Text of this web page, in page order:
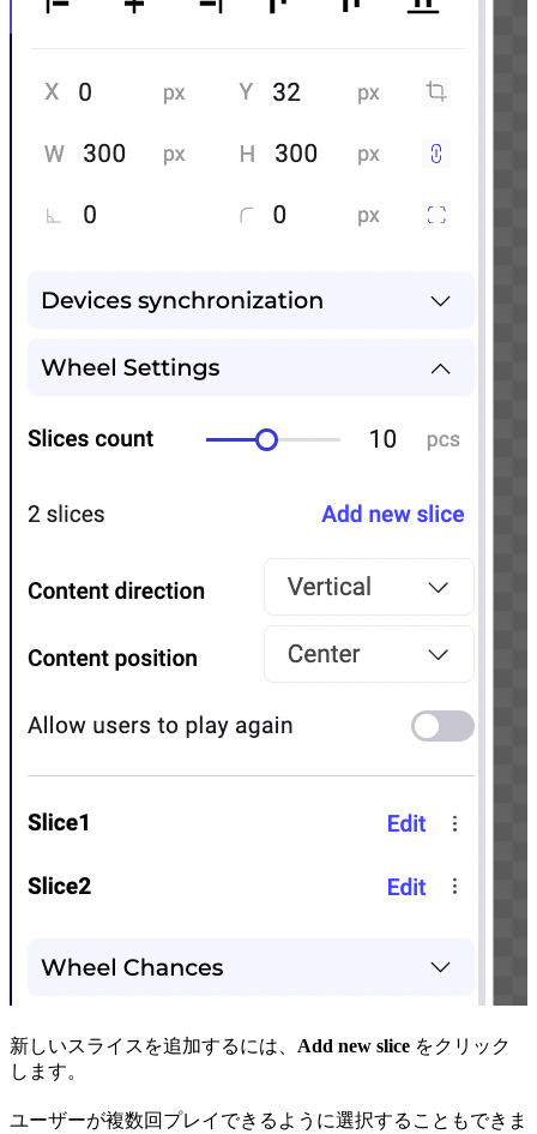
新しいスライスを追加するには、 Add new slice をクリック
します。
ユーザーが複数回プレイできるように選択することもできま